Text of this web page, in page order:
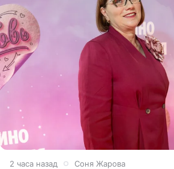
2 часа назад Соня Жарова